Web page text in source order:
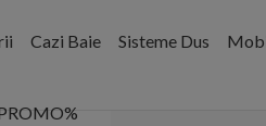
Cazi Baie Sisteme Dus